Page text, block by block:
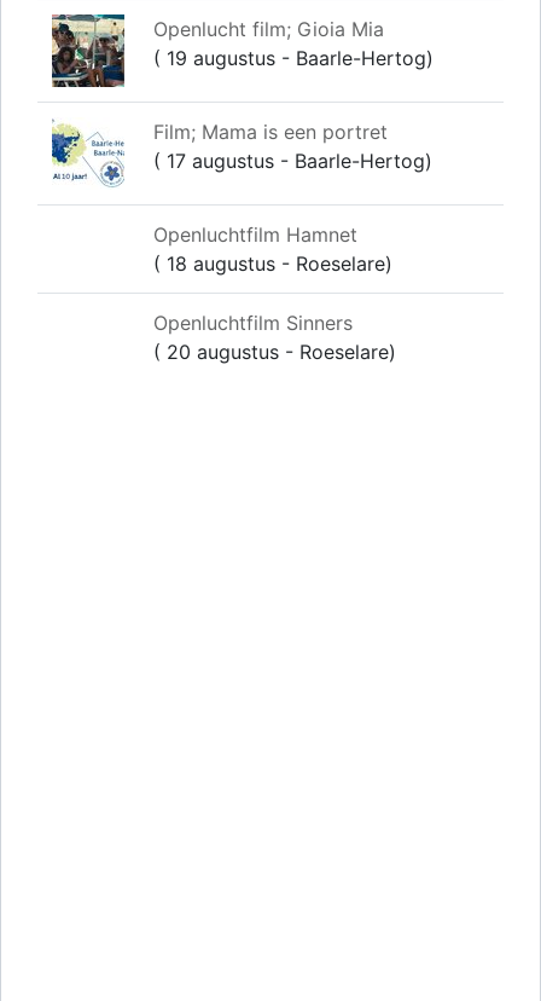
Openlucht film; Gioia Mia
( 19 augustus - Baarle-Hertog)
Film; Mama is een portret
( 17 augustus - Baarle-Hertog)
Openluchtfilm Hamnet
( 18 augustus - Roeselare)
Openluchtfilm Sinners
( 20 augustus - Roeselare)